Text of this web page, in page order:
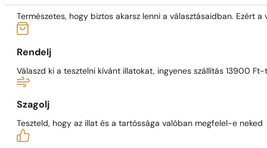
Természetes, hogy biztos akarsz lenni a választásaidban. Ezért
Rendelj
Válaszd ki a tesztelni kívánt illatokat, ingyenes szállítás 13900 Ft-
Szagolj
Teszteld, hogy az illat és a tartóssága valóban megfelel-e neked